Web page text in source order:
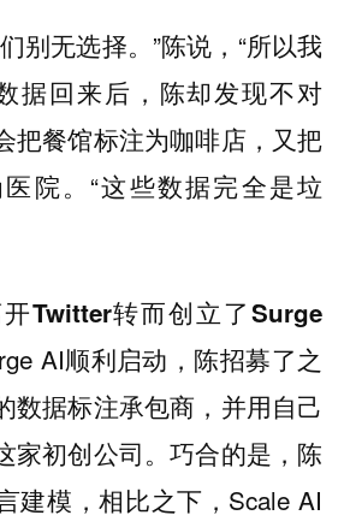
别无选择。”陈说，“所以我
据回来后，陈却发现不对
把餐馆标注为咖啡店，又把
院。“这些数据完全是垃
Twitter转而创立了Surge
AI顺利启动，陈招募了之
数据标注承包商，并用自己
家初创公司。巧合的是，陈
建模，相比之下，Scale AI